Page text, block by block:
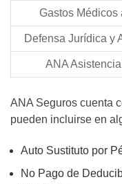
Gastos Médicos
Defensa Jurídica y
ANA
ANA Seguros cuenta
pueden incluirse en
Auto Sustituto por
No Pago de